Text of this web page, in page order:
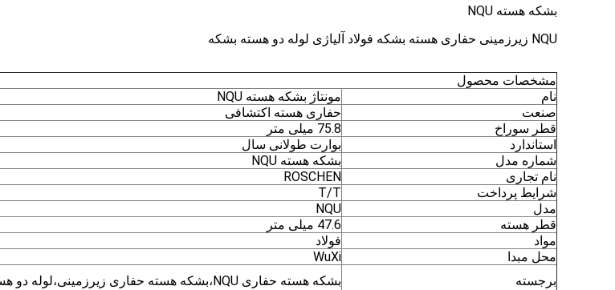
بشکه هسته NQU
NQU زیرزمینی حفاری هسته بشکه فولاد آلیاژی لوله دو هسته بشکه
مشخصات محصول
نام
مونتاژ بشکه هسته NQU
صنعت
حفاری هسته اکتشافی
قطر سوراخ
75.8 میلی متر
استاندارد
بوارت طولانی سال
شماره مدل
بشکه هسته NQU
نام تجاری
ROSCHEN
شرایط پرداخت
T/T
مدل
NQU
قطر هسته
47.6 میلی متر
مواد
فولاد
محل مبدا
WuXi
برجسته
بشکه هسته حفاری NQU ،بشکه هسته حفاری زیرزمینی،لوله دو